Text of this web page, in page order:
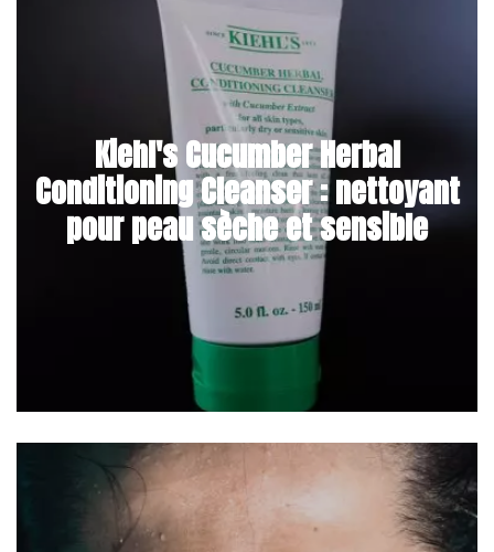
Kiehl's Cucumber Herbal
Conditioning Cleanser : nettoyant
pour peau sèche et sensible